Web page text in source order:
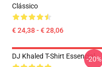
Clássico
€ 24,38 - € 28,06
DJ Khaled T-Shirt Essencial-20%